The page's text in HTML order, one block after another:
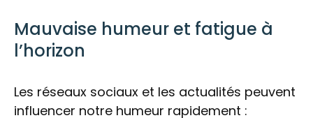
Mauvaise humeur et fatigue à
l’horizon
Les réseaux sociaux et les actualités peuvent
influencer notre humeur rapidement :